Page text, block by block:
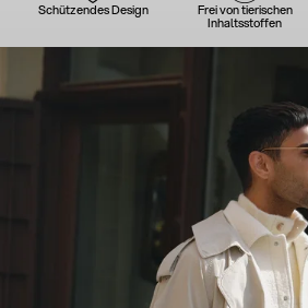
Schützendes Design Frei von tierischen
Inhaltsstoffen